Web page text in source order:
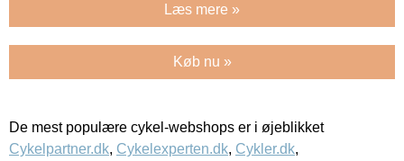
Læs mere »
Køb nu »
De mest populære cykel-webshops er i øjeblikket
Cykelpartner.dk, Cykelexperten.dk, Cykler.dk,